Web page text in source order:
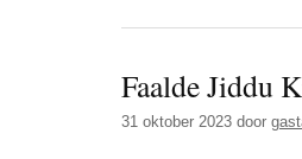
Faalde Jiddu
31 oktober 2023 door